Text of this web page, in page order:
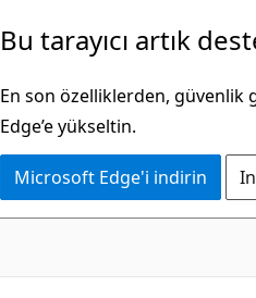
Bu tarayıcı artık
En son özelliklerden,
Edge’e yükseltin.
Microsoft Edge'i indirin